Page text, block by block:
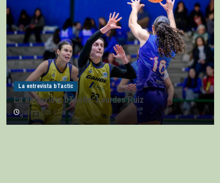
La entrevista bTactic
La entrevista bTactic: Lourdes Ruiz
julio 11, 2026 0